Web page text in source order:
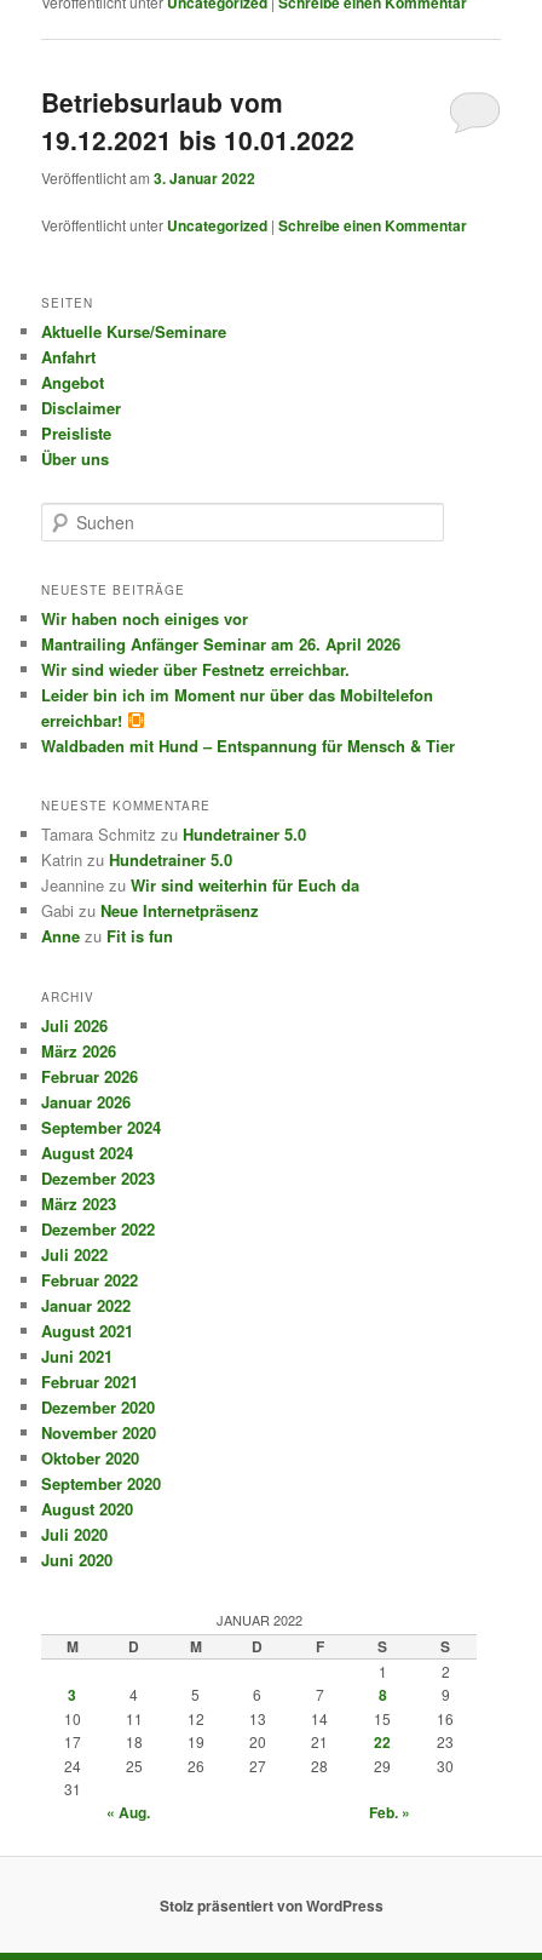
Betriebsurlaub vom
19.12.2021 bis 10.01.2022
Veröffentlicht am3. Januar 2022
Veröffentlicht unter Uncategorized |Schreibe einen Kommentar
SEITEN
Aktuelle Kurse/Seminare
Anfahrt
Angebot
Disclaimer
Preisliste
Über uns
u
h
n
NEUESTE BEITRÄGE
Wir haben noch einiges vor
Mantrailing Anfänger Seminar am 26. April 2026
Wir sind wieder über Festnetz erreichbar.
Leider bin ich im Moment nur über das Mobiltelefon
erreichbar!
Waldbaden mit Hund – Entspannung für Mensch & Tier
NEUESTE KOMMENTARE
Tamara Schmitz zuHundetrainer 5.0
Katrin zuHundetrainer 5.0
Jeannine zuWir sind weiterhin für Euch da
Gabi zuNeue Internetpräsenz
Anne zu Fit is fun
ARCHIV
Juli 2026
März 2026
Februar 2026
Januar 2026
September 2024
August 2024
Dezember 2023
März 2023
Dezember 2022
Juli 2022
Februar 2022
Januar 2022
August 2021
Juni 2021
Februar 2021
Dezember 2020
November 2020
Oktober 2020
September 2020
August 2020
Juli 2020
Juni 2020
JANUAR 2022
M D M D F S S
1 2
3 4 5 6 7 8
9
10
11 12 13 14 15
16
17
18 19 20 21 22
23
24
25 26 27 28 29
30
31
« Aug. Feb. »
Stolz präsentiert von WordPress